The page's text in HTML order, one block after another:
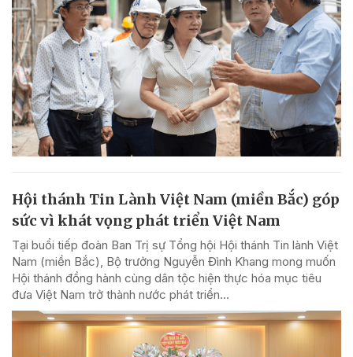
Hội thánh Tin Lành Việt Nam (miền Bắc) góp
sức vì khát vọng phát triển Việt Nam
Tại buổi tiếp đoàn Ban Trị sự Tổng hội Hội thánh Tin lành Việt
Nam (miền Bắc), Bộ trưởng Nguyễn Đình Khang mong muốn
Hội thánh đồng hành cùng dân tộc hiện thực hóa mục tiêu
đưa Việt Nam trở thành nước phát triển...